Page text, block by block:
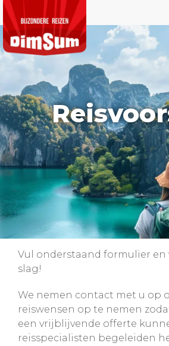
Vul onderstaand formulier en
slag!
We nemen contact met u op
reiswensen op te nemen
een vrijblijvende offerte
reisspecialisten begeleiden